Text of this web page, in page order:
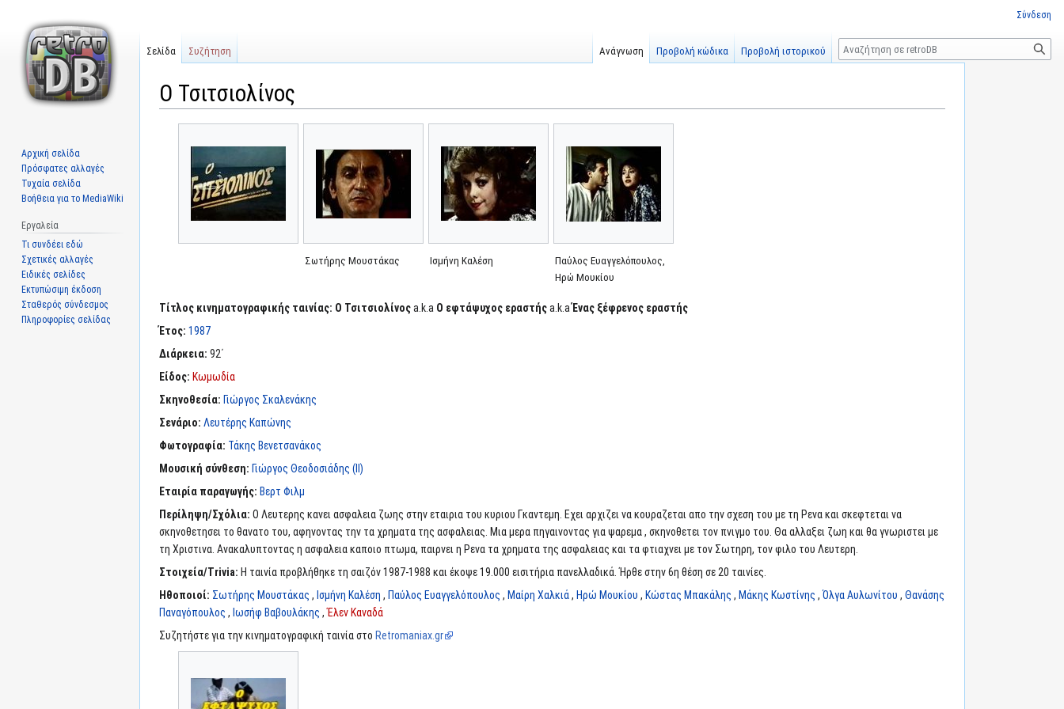
Ο Τσιτσιολίνος
πλοήγηση
αναζήτηση
Σωτήρης Μουστάκας Ισμήνη Καλέση
Παύλος Ευαγγελόπουλος,
Ηρώ Μουκίου
Τίτλος κινηματογραφικής ταινίας: Ο Τσιτσιολίνοςa.k.a Ο εφτάψυχος εραστήςa.k.aΈνας ξέφρενος εραστής
Έτος: 1987
Διάρκεια: 92΄
Είδος: Κωμωδία
Σκηνοθεσία: Γιώργος Σκαλενάκης
Σενάριο: Λευτέρης Καπώνης
Φωτογραφία: Τάκης Βενετσανάκος
Μουσική σύνθεση: Γιώργος Θεοδοσιάδης (II)
Εταιρία παραγωγής: Βερτ Φιλμ
Περίληψη/Σχόλια: O Λευτερης κανει ασφαλεια ζωης στην εταιρια του κυριου Γκαντεμη. Εχει αρχιζει να κουραζεται απο την σχεση του με τη Ρενα και σκεφτεται να
σκηνοθετησει το θανατο του, αφηνοντας την τα χρηματα της ασφαλειας. Μια μερα πηγαινοντας για ψαρεμα , σκηνοθετει τον πνιγμο του. Θα αλλαξει ζωη και θα γνωριστει με
τη Χριστινα. Ανακαλυπτοντας η ασφαλεια καποιο πτωμα, παιρνει η Ρενα τα χρηματα της ασφαλειας και τα φτιαχνει με τον Σωτηρη, τον φιλο του Λευτερη.
Στοιχεία/Trivia: Η ταινία προβλήθηκε τη σαιζόν 1987-1988 και έκοψε 19.000 εισιτήρια πανελλαδικά. Ήρθε στην 6η θέση σε 20 ταινίες.
Ηθοποιοί: Σωτήρης Μουστάκας , Ισμήνη Καλέση , Παύλος Ευαγγελόπουλος , Μαίρη Χαλκιά, Ηρώ Μουκίου , Κώστας Μπακάλης , Μάκης Κωστίνης ,Όλγα Αυλωνίτου , Θανάσης
Παναγόπουλος , Ιωσήφ Βαβουλάκης ,Έλεν Καναδά
Συζητήστε για την κινηματογραφική ταινία στο Retromaniax.gr
Σύνδεση
Σελίδα Συζήτηση Ανάγνωση Προβολή κώδικα Προβολή ιστορικού
Αναζήτηση
Αρχική σελίδα
Πρόσφατες αλλαγές
Τυχαία σελίδα
Βοήθεια για το MediaWiki
Εργαλεία
Τι συνδέει εδώ
Σχετικές αλλαγές
Ειδικές σελίδες
Εκτυπώσιμη έκδοση
Σταθερός σύνδεσμος
Πληροφορίες σελίδας